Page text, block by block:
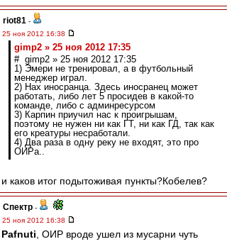
riot81 -
25 ноя 2012 16:38
gimp2 » 25 ноя 2012 17:35
# gimp2 » 25 ноя 2012 17:35
1) Эмери не тренировал, а в футбольный
менеджер играл.
2) Нах иносранца. Здесь иносранец может
работать, либо лет 5 просидев в какой-то
команде, либо с админресурсом
3) Карпин приучил нас к проигрышам,
поэтому не нужен ни как ГТ, ни как ГД, так как
его креатуры несработали.
4) Два раза в одну реку не входят, это про
ОИРа..
и каков итог подытоживая пункты?Кобелев?
Спектр -
25 ноя 2012 16:38
Pafnuti , ОИР вроде ушел из мусарни чуть